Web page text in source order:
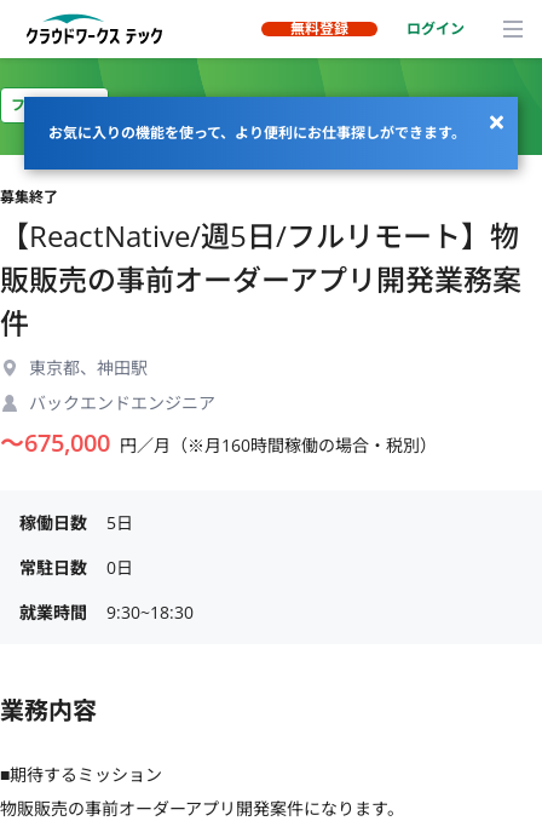
無料登録 ログイン
お気に入りの機能を使って、より便利にお仕事探しができます。
フルリモート
募集終了
【ReactNative/週5日/フルリモート】物
販販売の事前オーダーアプリ開発業務案
件
東京都、神田駅
バックエンドエンジニア
〜675,000 円／月（※月160時間稼働の場合・税別）
稼働日数
5日
常駐日数
0日
就業時間
9:30~18:30
業務内容
■期待するミッション
物販販売の事前オーダーアプリ開発案件になります。